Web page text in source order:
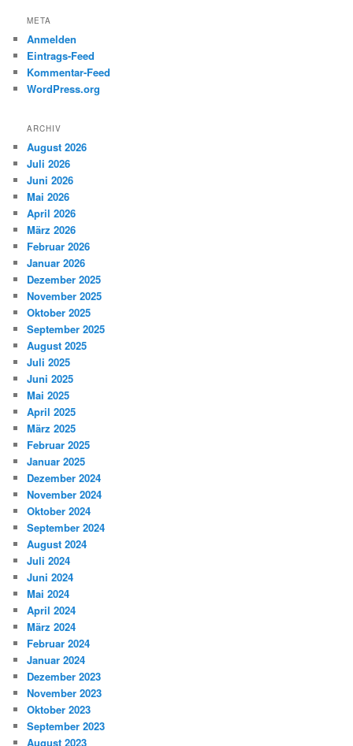
META
Anmelden
Eintrags-Feed
Kommentar-Feed
WordPress.org
ARCHIV
August 2026
Juli 2026
Juni 2026
Mai 2026
April 2026
März 2026
Februar 2026
Januar 2026
Dezember 2025
November 2025
Oktober 2025
September 2025
August 2025
Juli 2025
Juni 2025
Mai 2025
April 2025
März 2025
Februar 2025
Januar 2025
Dezember 2024
November 2024
Oktober 2024
September 2024
August 2024
Juli 2024
Juni 2024
Mai 2024
April 2024
März 2024
Februar 2024
Januar 2024
Dezember 2023
November 2023
Oktober 2023
September 2023
August 2023